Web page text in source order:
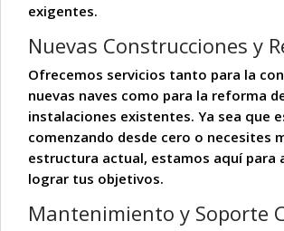
exigentes.
Nuevas Construcciones y
Ofrecemos servicios tanto para la
nuevas naves como para la reforma
instalaciones existentes. Ya sea que
comenzando desde cero o necesites
estructura actual, estamos aquí para
lograr tus objetivos.
Mantenimiento y Soporte